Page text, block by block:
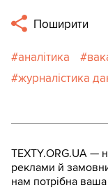
Поширити
аналітика
журналістика
TEXTY.ORG.UA —
реклами й
нам потрібна ваша